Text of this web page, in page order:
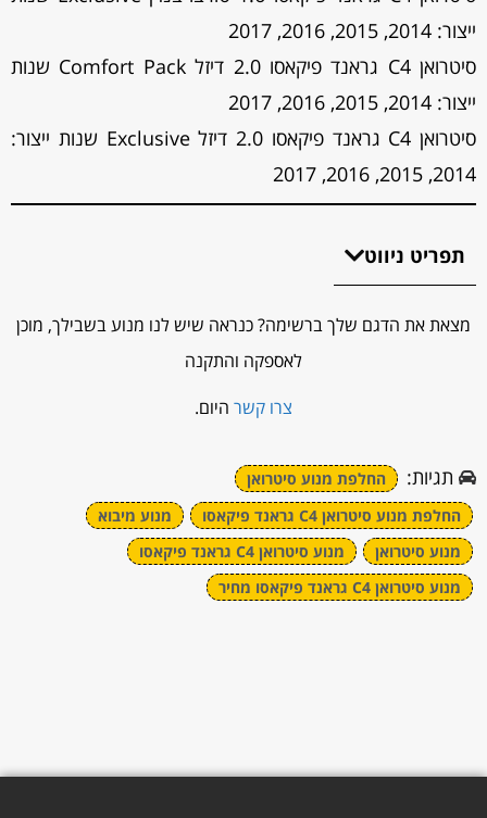
ייצור: 2014, 2015, 2016, 2017
סיטרואן C4 גראנד פיקאסו 2.0 דיזל Comfort Pack שנות
ייצור: 2014, 2015, 2016, 2017
סיטרואן C4 גראנד פיקאסו 2.0 דיזל Exclusive שנות ייצור:
2014, 2015, 2016, 2017
תפריט ניווט
מצאת את הדגם שלך ברשימה? כנראה שיש לנו מנוע בשבילך, מוכן
לאספקה והתקנה
צרו קשר היום.
תגיות:
החלפת מנוע סיטרואן
החלפת מנוע סיטרואן C4 גראנד פיקאסו
מנוע מיבוא
מנוע סיטרואן
מנוע סיטרואן C4 גראנד פיקאסו
מנוע סיטרואן C4 גראנד פיקאסו מחיר